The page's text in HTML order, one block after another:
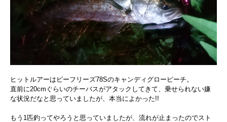
ヒットルアーはビーフリーズ78Sのキャンディグローピーチ。
直前に20cmぐらいのチーバスがアタックしてきて、乗せられない嫌
な状況だなと思っていましたが、本当によかった!!
もう1匹釣ってやろうと思っていましたが、流れが止まったのでスト